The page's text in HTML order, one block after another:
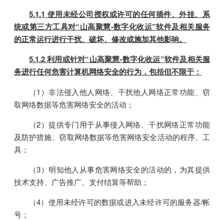
5.1.1 使用未经公司授权或许可的任何插件、外挂、系
统或第三方工具对“山高聚慧-数字化收运”软件及相关服务
的正常运行进行干扰、破坏、修改或施加其他影响。
5.1.2 利用或针对“山高聚慧-数字化收运”软件及相关服
务进行任何危害计算机网络安全的行为，包括但不限于：
（1）非法侵入他人网络、干扰他人网络正常功能、窃
取网络数据等危害网络安全的活动；
（2）提供专门用于从事侵入网络、干扰网络正常功能
及防护措施、窃取网络数据等危害网络安全活动的程序、工
具；
（3）明知他人从事危害网络安全的活动的，为其提供
技术支持、广告推广、支付结算等帮助；
（4）使用未经许可的数据或进入未经许可的服务器/帐
号；